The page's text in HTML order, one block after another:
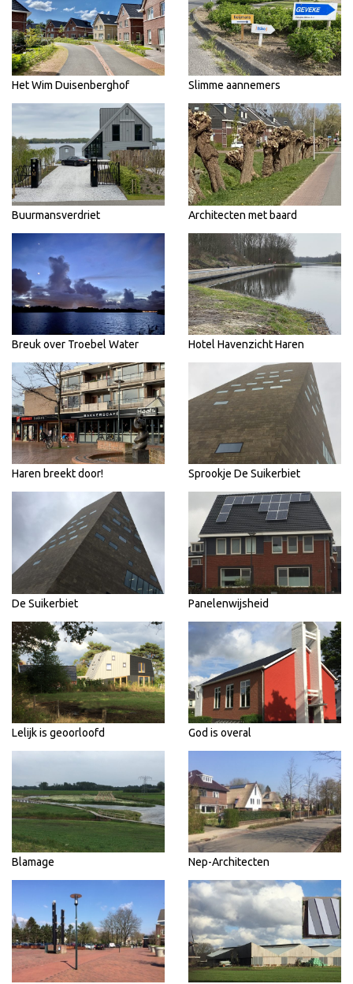
Het Wim Duisenberghof Slimme aannemers
Buurmansverdriet Architecten met baard
Breuk over Troebel Water Hotel Havenzicht Haren
Haren breekt door! Sprookje De Suikerbiet
De Suikerbiet Panelenwijsheid
Lelijk is geoorloofd God is overal
Blamage Nep-Architecten